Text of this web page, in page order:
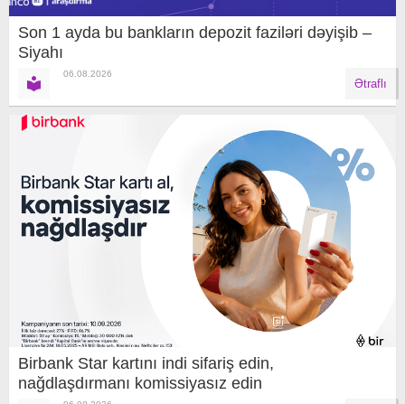
Son 1 ayda bu bankların depozit faziləri dəyişib –
Siyahı
06.08.2026
Ətraflı
Birbank Star kartını indi sifariş edin,
nağdlaşdırmanı komissiyasız edin